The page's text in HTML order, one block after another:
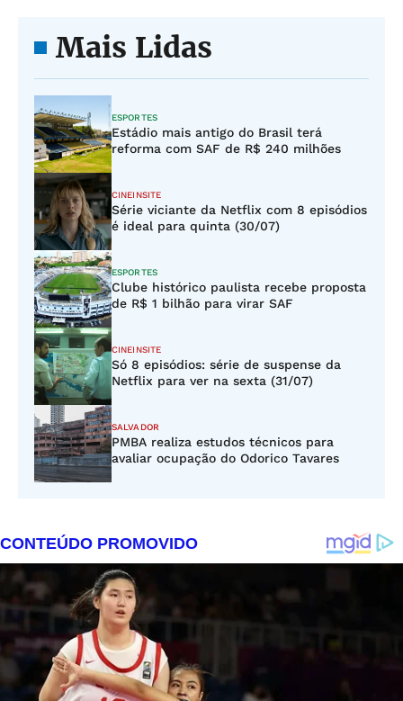
Mais Lidas
ESPORTES
Estádio mais antigo do Brasil terá
reforma com SAF de R$ 240 milhões
CINEINSITE
Série viciante da Netflix com 8 episódios
é ideal para quinta (30/07)
ESPORTES
Clube histórico paulista recebe proposta
de R$ 1 bilhão para virar SAF
CINEINSITE
Só 8 episódios: série de suspense da
Netflix para ver na sexta (31/07)
SALVADOR
PMBA realiza estudos técnicos para
avaliar ocupação do Odorico Tavares